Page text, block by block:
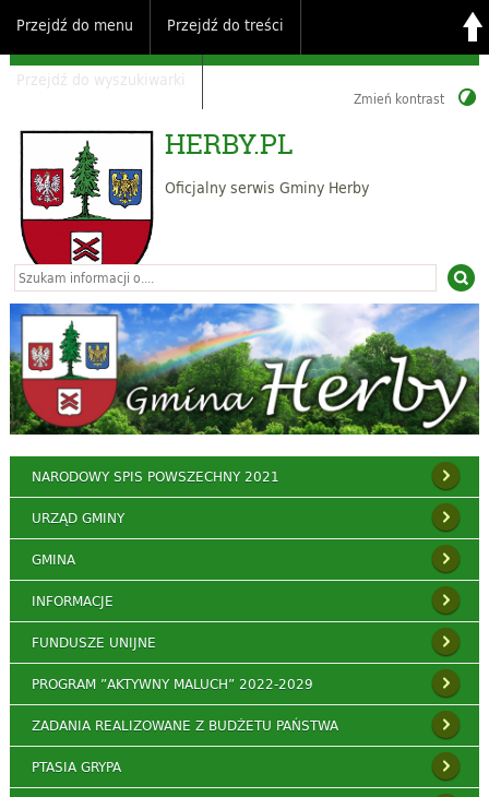
Przejdź do menu Przejdź do treści
Przejdź do wyszukiwarki
Zmień kontrast
HERBY.PL
Oficjalny serwis Gminy Herby
NARODOWY SPIS POWSZECHNY 2021
URZĄD GMINY
GMINA
INFORMACJE
FUNDUSZE UNIJNE
PROGRAM ”AKTYWNY MALUCH” 2022-2029
ZADANIA REALIZOWANE Z BUDŻETU PAŃSTWA
PTASIA GRYPA